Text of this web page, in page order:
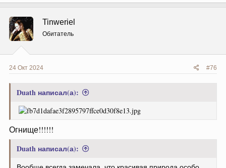
ц
и
:
Tinweriel
Обитатель
24 Окт 2024 #76
Duath написал(а):
Огнище!!!!!!
Duath написал(а):